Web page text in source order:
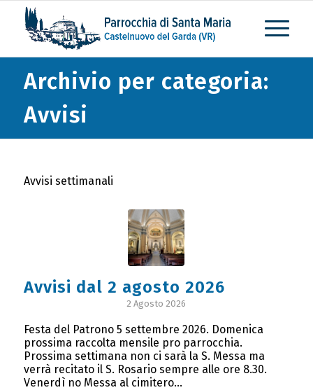
Archivio per categoria:
Avvisi
Avvisi settimanali
Avvisi dal 2 agosto 2026
2 Agosto 2026
Festa del Patrono 5 settembre 2026. Domenica
prossima raccolta mensile pro parrocchia.
Prossima settimana non ci sarà la S. Messa ma
verrà recitato il S. Rosario sempre alle ore 8.30.
Venerdì no Messa al cimitero…